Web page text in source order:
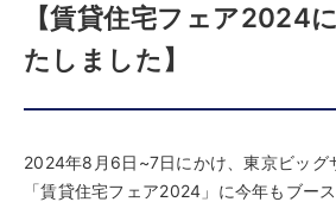
【賃貸住宅フェア2024
たしました】
2024年8月6日~7日にかけ、東京ビッグ
「賃貸住宅フェア2024」に今年もブー